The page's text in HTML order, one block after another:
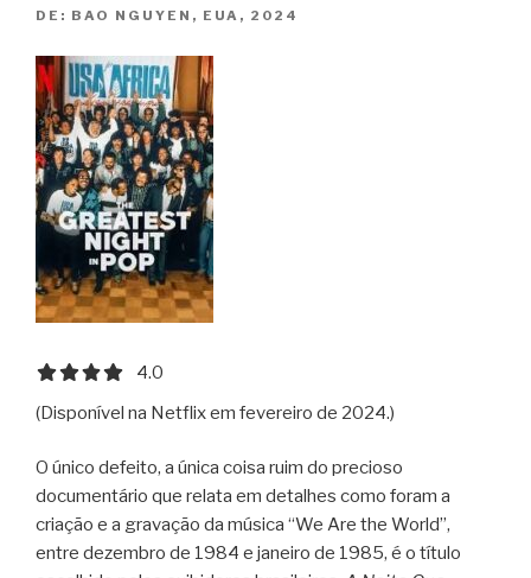
DE: BAO NGUYEN, EUA, 2024
4.0 out of 5.0 stars
4.0
(Disponível na Netflix em fevereiro de 2024.)
O único defeito, a única coisa ruim do precioso
documentário que relata em detalhes como foram a
criação e a gravação da música “We Are the World”,
entre dezembro de 1984 e janeiro de 1985, é o título